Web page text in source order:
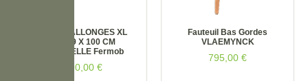
TABLE 3 ALLONGES XL
149/299 X 100 CM
RIBAMBELLE Fermob
3690,00 €
Fauteuil Bas Gordes
VLAEMYNCK
795,00 €